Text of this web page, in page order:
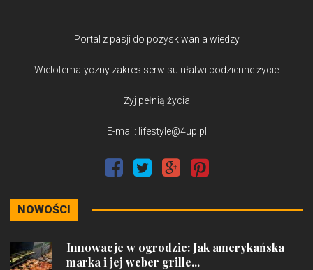
Portal z pasji do pozyskiwania wiedzy
Wielotematyczny zakres serwisu ułatwi codzienne życie
Żyj pełnią życia
E-mail: lifestyle@4up.pl
NOWOŚCI
Innowacje w ogrodzie: Jak amerykańska
marka i jej weber grille...